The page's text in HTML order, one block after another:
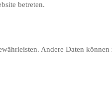
betreten.
Andere Daten